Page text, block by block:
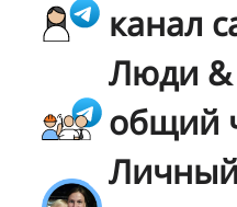
канал
Люди &
общий